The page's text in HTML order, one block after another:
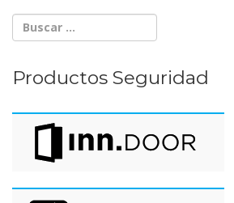
Productos Seguridad